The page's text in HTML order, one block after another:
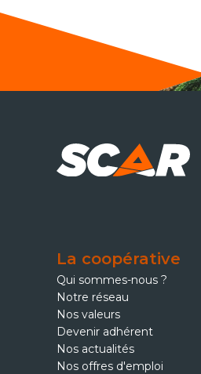
La coopérative
Qui sommes-nous ?
Notre réseau
Nos valeurs
Devenir adhérent
Nos actualités
Nos offres d'emploi